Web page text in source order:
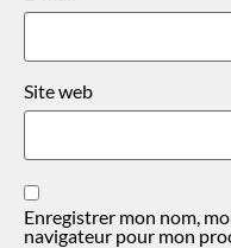
Site web
Enregistrer mon nom,
navigateur pour mon